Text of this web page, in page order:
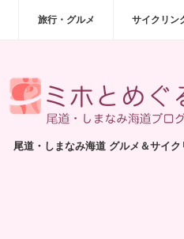
旅行・グルメ サイクリン
尾道・しまなみ海道 グルメ＆サイ